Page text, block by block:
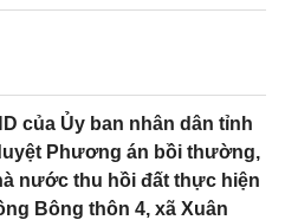
của Ủy ban nhân dân tỉnh
Phương án bồi thường,
nước thu hồi đất thực hiện
Bông thôn 4, xã Xuân